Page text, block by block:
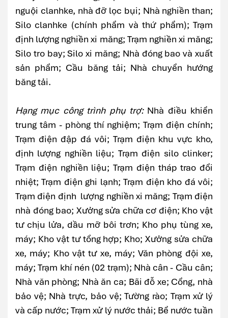
nguội clanhke, nhà đỡ lọc bụi; Nhà nghiền than;
Silo clanhke (chính phẩm và thứ phẩm); Trạm
định lượng nghiền xi măng; Trạm nghiền xi măng;
Silo tro bay; Silo xi măng; Nhà đóng bao và xuất
sản phẩm; Cầu băng tải; Nhà chuyển hướng
băng tải.
Hạng mục công trình phụ trợ:Nhà điều khiển
trung tâm - phòng thí nghiệm; Trạm điện chính;
Trạm điện đập đá vôi; Trạm điện khu vực kho,
định lượng nghiền liệu; Trạm điện silo clinker;
Trạm điện nghiền liệu; Trạm điện tháp trao đổi
nhiệt; Trạm điện ghi lạnh; Trạm điện kho đá vôi;
Trạm điện định lượng nghiền xi măng; Trạm điện
nhà đóng bao; Xưởng sửa chữa cơ điện; Kho vật
tư chịu lửa, dầu mỡ bôi trơn; Kho phụ tùng xe,
máy; Kho vật tư tổng hợp; Kho; Xưởng sửa chữa
xe, máy; Kho vật tư xe, máy; Văn phòng đội xe,
máy; Trạm khí nén (02 trạm); Nhà cân - Cầu cân;
Nhà văn phòng; Nhà ăn ca; Bãi đỗ xe; Cổng, nhà
bảo vệ; Nhà trực, bảo vệ; Tường rào; Trạm xử lý
và cấp nước; Trạm xử lý nước thải; Bể nước tuần